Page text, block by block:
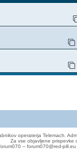
operaterja Telemach.
Za vse objavljene prispevke
-- forum070@red-